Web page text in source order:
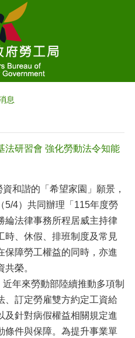
息
法研習會 強化勞動法令知能
和諧的「希望家園」願景，
5/4）共同辦理「115年度勞
綸法律事務所程居威主持律
時、休假、排班制度及常見
保障勞工權益的同時，亦進
榮。
年來勞動部陸續推動多項制
、訂定勞雇雙方約定工資給
及針對病假權益相關規定進
條件與保障。為提升事業單